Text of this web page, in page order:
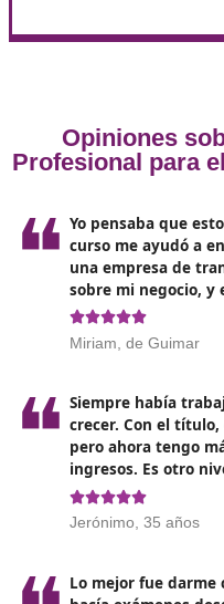
módulos esenciales
:
Marco legal y
transporte,
ambiente y
Gestión de la
se enseñarán
rutas, seleccionar
Habilidades
todos los sectores.
software
datos, permitiendo
informadas y
métodos para